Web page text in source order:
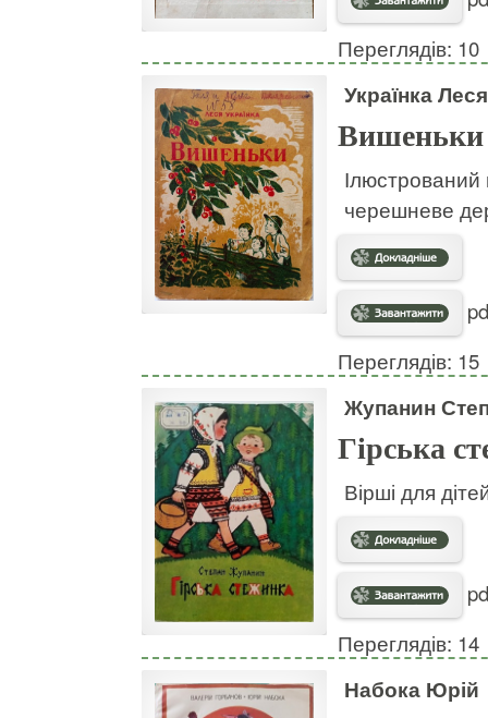
Переглядів: 10
Українка Леся
Вишеньки
Ілюстрований
черешневе
Переглядів: 15
Жупанин
Гірська
Вірші для
Переглядів: 14
Набока Юрій